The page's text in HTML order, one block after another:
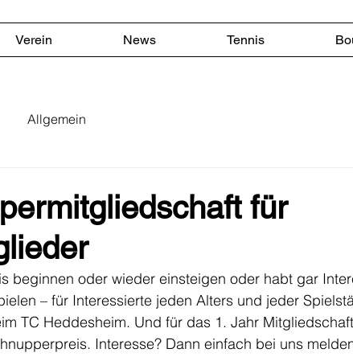
Verein News Tennis
Allgemein
für
beginnen oder wieder einsteigen oder habt gar
– für Interessierte jeden Alters und jeder
TC Heddesheim. Und für das 1. Jahr
Interesse? Dann einfach bei uns